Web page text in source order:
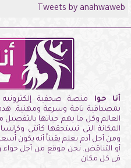
Tweets by anahwaweb
أنا حوا منصة صحفية
بمصداقية تامة وسرعة ومهنية.
العالم وكل ما يهم حياتها
المكانة التى تستحقها كأنثى
ومن أجل آدم يعلم يقيناً أنه يكون
أو التناقض. نحن موقع من أجل حواء
فى كل مكان.